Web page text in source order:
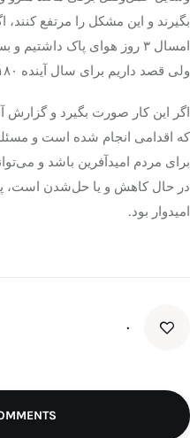
بگیرند و این مشکل را مرتفع کنند،
امسال ۳ روز هوای پاک
ولی قصد داریم برای سال آینده ۱۸۰ روز هوای ناسالم را نصف کنیم.”،
اگر این کار صورت بگیرد و گزارش
که اقدامی انجام شده است و
برای مردم امیدآفرین باشد و
در حال کاهش و یا حل‌شدن است،
امیدوار بود.
۰